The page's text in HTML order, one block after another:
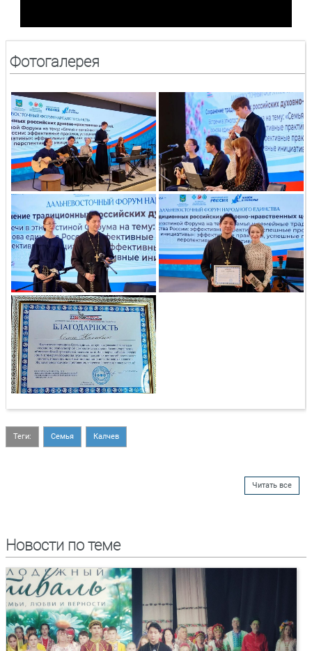
Фотогалерея
Теги: Семья Калчев
Читать все
Новости по теме